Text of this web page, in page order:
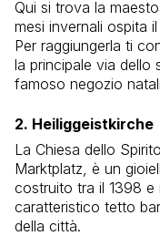
Qui si trova la
mesi invernali ospita
Per raggiungerla ti
la principale via dello
famoso negozio
2. Heiliggeistkirche
La Chiesa dello
Marktplatz, è un
costruito tra il 1398 e
caratteristico tetto
della città.